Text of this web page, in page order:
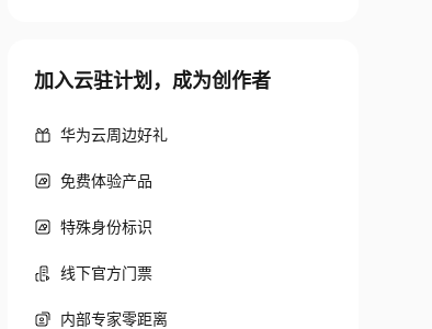
加入云驻计划，成为创作者
华为云周边好礼
免费体验产品
特殊身份标识
线下官方门票
内部专家零距离